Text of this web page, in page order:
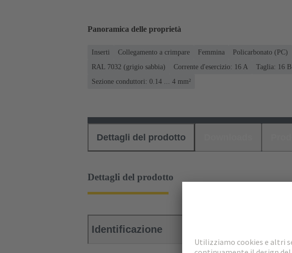
Panoramica delle proprietà
Inserti Collegamento a crimpare Femmina
Policarbonato (PC)
RAL 7032 (grigio sabbia)
Corrente d'esercizio: ‌16 A Taglia: 16 B
Sezione conduttori: 0.14 ... 4 mm²
Dettagli del prodotto
Dettagli del prodotto
Identificazione